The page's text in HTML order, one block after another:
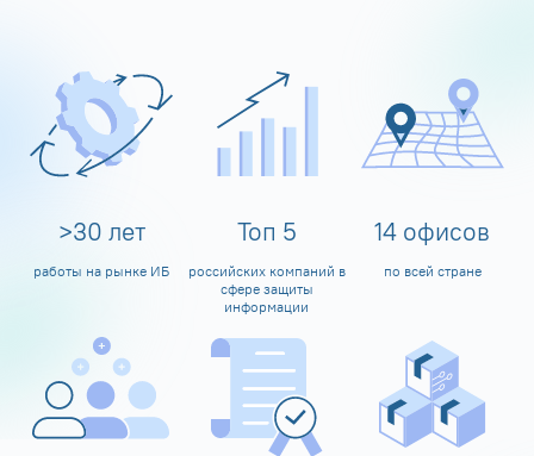
>30 лет
работы на рынке ИБ
Топ 5
российских компаний в
сфере защиты
информации
14 офисов
по всей стране